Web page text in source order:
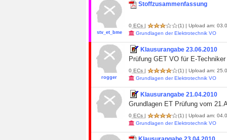
stv_et_bme
Stoffzusammenfassung
0 ECs | (1) | Upload am:
Grundlagen der Elektrotechnik VO
rogger
Klausurangabe 23.06.2010
Prüfung GET VO für E-
0 ECs | (1) | Upload am:
Grundlagen der Elektrotechnik VO
Klausurangabe 21.04.2010
Grundlagen ET Prüfung vom
0 ECs | (1) | Upload am:
Grundlagen der Elektrotechnik VO